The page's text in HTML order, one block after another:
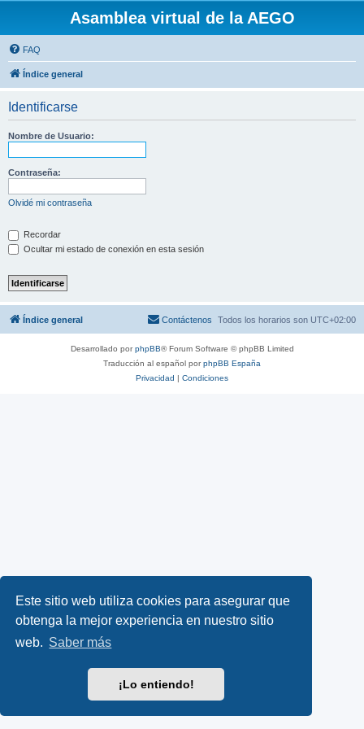
Este sitio web utiliza cookies para asegurar que
obtenga la mejor experiencia en nuestro sitio
web. Saber más
¡Lo entiendo!
Asamblea virtual de la AEGO
FAQ
Índice general
Identificarse
Nombre de Usuario:
Contraseña:
Olvidé mi contraseña
Recordar
Ocultar mi estado de conexión en esta sesión
Índice general Todos los horarios son UTC+02:00
Contáctenos
Desarrollado porphpBB® Forum Software © phpBB Limited
Traducción al español porphpBB España
Privacidad | Condiciones